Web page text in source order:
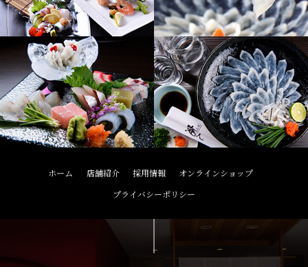
ホーム 店舗紹介 採用情報
オンラインショップ
プライバシーポリシー